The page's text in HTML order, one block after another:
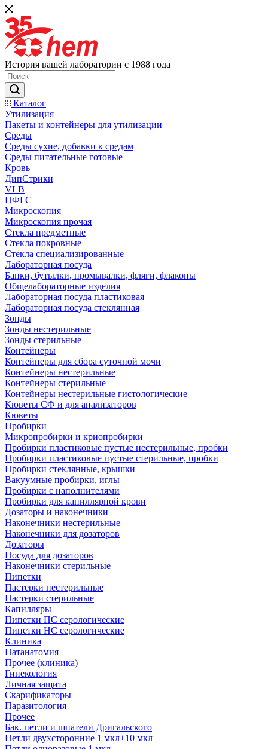
История вашей лаборатории с 1988 года
Каталог
Утилизация
Пакеты и контейнеры для утилизации
Среды
Среды сухие, добавки к средам
Среды питательные готовые
Кровь
ДипСтрики
VLB
ЦФГС
Микроскопия
Микроскопия прочая
Стекла предметные
Стекла покровные
Стекла специализированные
Лабораторная посуда
Банки, бутылки, промывалки, фляги, флаконы
Общелабораторные изделия
Лабораторная посуда пластиковая
Лабораторная посуда стеклянная
Зонды
Зонды нестерильные
Зонды стерильные
Контейнеры
Контейнеры для сбора суточной мочи
Контейнеры нестерильные
Контейнеры стерильные
Контейнеры нестерильные гистологические
Кюветы СФ и для анализаторов
Кюветы
Пробирки
Микропробирки и криопробирки
Пробирки пластиковые пустые нестерильные, пробки
Пробирки пластиковые пустые стерильные, пробки
Пробирки стеклянные, крышки
Вакуумные пробирки, иглы
Пробирки с наполнителями
Пробирки для капиллярной крови
Дозаторы и наконечники
Наконечники нестерильные
Наконечники для дозаторов
Дозаторы
Посуда для дозаторов
Наконечники стерильные
Пипетки
Пастерки нестерильные
Пастерки стерильные
Капилляры
Пипетки ПС серологические
Пипетки НС серологические
Клиника
Патанатомия
Прочее (клиника)
Гинекология
Личная защита
Скарификаторы
Паразитология
Прочее
Бак. петли и шпатели Дригальского
Петли двухсторонние 1 мкл+10 мкл